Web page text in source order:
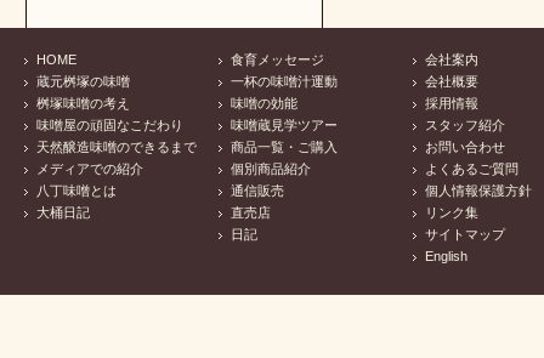
HOME
蔵元桝塚の味噌
桝塚味噌の考え
味噌屋の頑固なこだわり
天然醸造味噌のできるまで
メディアでの紹介
八丁味噌とは
大桶日記
食育メッセージ
一杯の味噌汁運動
味噌の効能
味噌蔵見学ツアー
商品一覧・ご購入
個別商品紹介
通信販売
直売店
日記
会社案内
会社概要
採用情報
スタッフ紹介
お問い合わせ
よくあるご質問
個人情報保護方針
リンク集
サイトマップ
English